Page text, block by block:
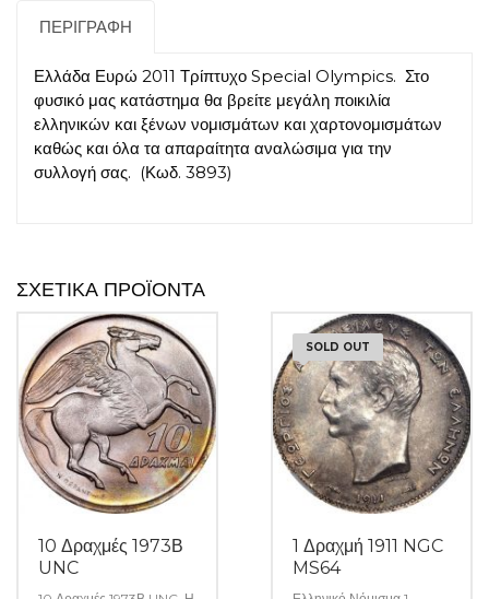
ΠΕΡΙΓΡΑΦΉ
Ελλάδα Ευρώ 2011 Τρίπτυχο Special Olympics. Στο
φυσικό μας κατάστημα θα βρείτε μεγάλη ποικιλία
ελληνικών και ξένων νομισμάτων και χαρτονομισμάτων
καθώς και όλα τα απαραίτητα αναλώσιμα για την
συλλογή σας. (Κωδ. 3893)
ΣΧΕΤΙΚΆ ΠΡΟΪΌΝΤΑ
10 Δραχμές 1973Β
UNC
SOLD OUT
1 Δραχμή 1911 NGC
MS64